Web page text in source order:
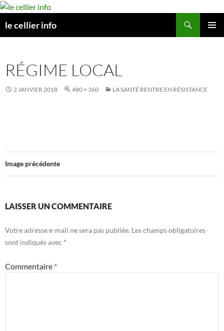
Aller
contenu
le cellier info
RÉGIME LOCAL
2 JANVIER 2018 480 × 360 LA SANTÉ RENTRE EN RÉSISTANCE
Image précédente
LAISSER UN COMMENTAIRE
Votre adresse e-mail ne sera pas publiée. Les champs obligatoires
sont indiqués avec *
Commentaire *